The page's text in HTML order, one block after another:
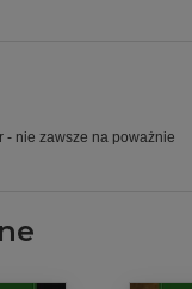
- nie zawsze na poważnie